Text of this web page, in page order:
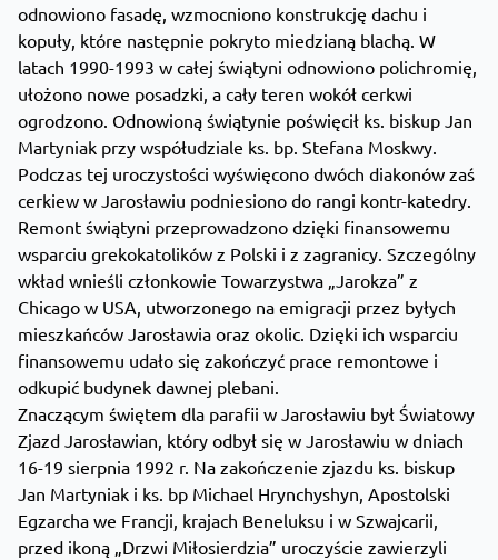
odnowiono fasadę, wzmocniono konstrukcję dachu i
kopuły, które następnie pokryto miedzianą blachą. W
latach 1990-1993 w całej świątyni odnowiono polichromię,
ułożono nowe posadzki, a cały teren wokół cerkwi
ogrodzono. Odnowioną świątynie poświęcił ks. biskup Jan
Martyniak przy współudziale ks. bp. Stefana Moskwy.
Podczas tej uroczystości wyświęcono dwóch diakonów zaś
cerkiew w Jarosławiu podniesiono do rangi kontr-katedry.
Remont świątyni przeprowadzono dzięki finansowemu
wsparciu grekokatolików z Polski i z zagranicy. Szczególny
wkład wnieśli członkowie Towarzystwa „Jarokza” z
Chicago w USA, utworzonego na emigracji przez byłych
mieszkańców Jarosławia oraz okolic. Dzięki ich wsparciu
finansowemu udało się zakończyć prace remontowe i
odkupić budynek dawnej plebani.
Znaczącym świętem dla parafii w Jarosławiu był Światowy
Zjazd Jarosławian, który odbył się w Jarosławiu w dniach
16-19 sierpnia 1992 r. Na zakończenie zjazdu ks. biskup
Jan Martyniak i ks. bp Michael Hrynchyshyn, Apostolski
Egzarcha we Francji, krajach Beneluksu i w Szwajcarii,
przed ikoną „Drzwi Miłosierdzia” uroczyście zawierzyli